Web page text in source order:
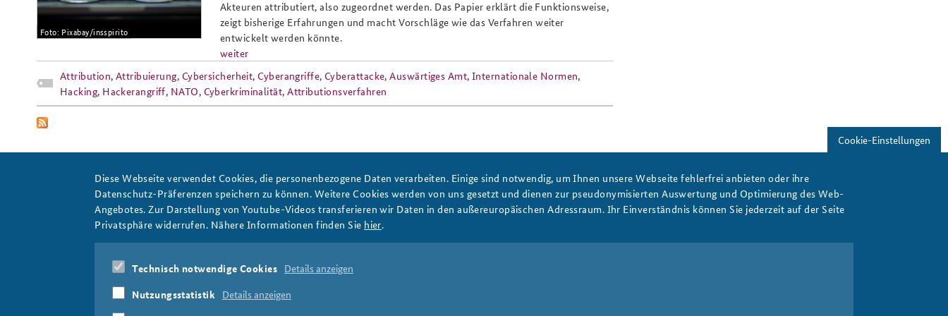
Praktika an der BAKS Anfahrt
Arbeitskreis "Junge
Sicherheitspolitiker"
Das Sicherheitspolitische
Gespräch an der BAKS
Foto: Pixabay/insspirito
Akteuren attributiert, also zugeordnet werden. Das Papier erklärt die Funktionsweise,
zeigt bisherige Erfahrungen und macht Vorschläge wie das Verfahren weiter
entwickelt werden könnte.
weiter
Attribution, Attribuierung, Cybersicherheit, Cyberangriffe, Cyberattacke,Auswärtiges Amt,Internationale Normen,
Hacking, Hackerangriff, NATO, Cyberkriminalität,Attributionsverfahren
PRESSE DATENSCHUTZ IMPRESSUM FAQ
Attribuierung
Cookie-Einstellungen
Diese Webseite verwendet Cookies, die personenbezogene Daten verarbeiten. Einige sind notwendig, um Ihnen unsere Webseite fehlerfrei anbieten oder ihre
Datenschutz-Präferenzen speichern zu können. Weitere Cookies werden von uns gesetzt und dienen zur pseudonymisierten Auswertung und Optimierung des Web-
Angebotes. Zur Darstellung von Youtube-Videos transferieren wir Daten in den außereuropäischen Adressraum. Ihr Einverständnis können Sie jederzeit auf der Seite
Privatsphäre widerrufen. Nähere Informationen finden Sie hier.
Technisch notwendige Cookies Details anzeigen
Nutzungsstatistik Details anzeigen